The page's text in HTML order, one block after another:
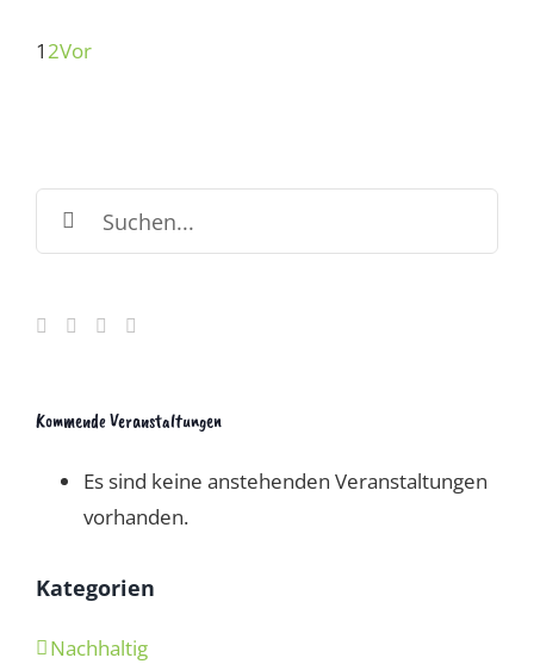
12Vor
Kommende Veranstaltungen
Es sind keine anstehenden Veranstaltungen
vorhanden.
Kategorien
Nachhaltig